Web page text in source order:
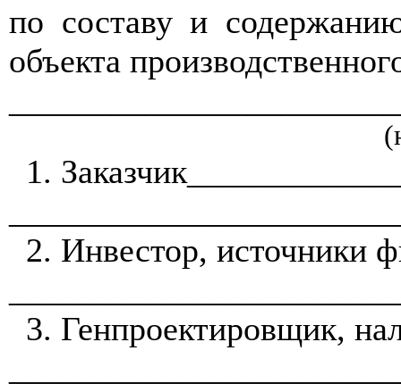
по составу и
объекта
1.
2. Инвестор, источники
3. Генпроектировщик,